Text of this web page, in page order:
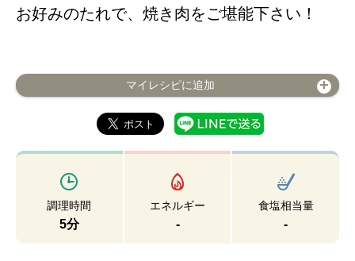
お好みのたれで、焼き肉をご堪能下さい！
マイレシピに追加
調理時間
5分
エネルギー
-
食塩相当量
-